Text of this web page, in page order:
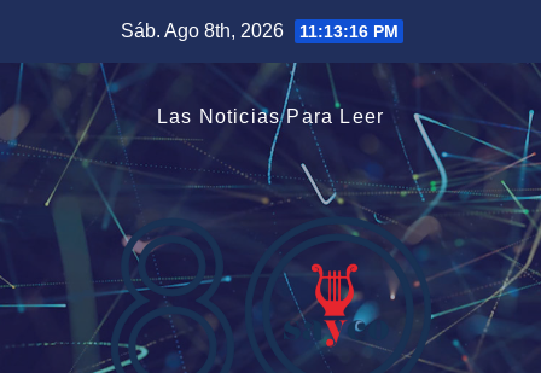
contenido
Sáb. Ago 8th, 2026 11:13:17 PM
Las Noticias Para Leer